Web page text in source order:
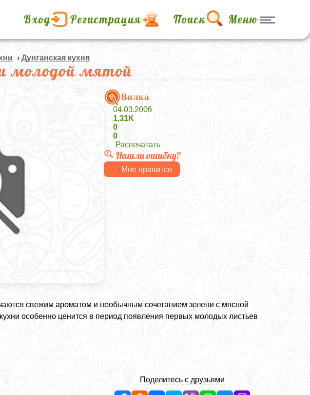
Вход Регистрация Поиск Меню
›Дунганская кухня
молодой мятой
Вилка
04.03.2006
1,31K
0
0
Распечатать
Нашли ошибку?
Мне нравится
свежим ароматом и необычным сочетанием зелени с мясной
особенно ценится в период появления первых молодых листьев
Поделитесь с друзьями